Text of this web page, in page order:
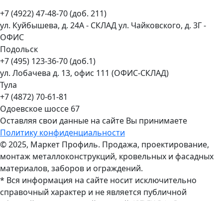
+7 (4922) 47-48-70 (доб. 211)
ул. Куйбышева, д. 24А - СКЛАД ул. Чайковского, д. 3Г -
ОФИС
Подольск
+7 (495) 123-36-70 (доб.1)
ул. Лобачева д. 13, офис 111 (ОФИС-СКЛАД)
Тула
+7 (4872) 70-61-81
Одоевское шоссе 67
Оставляя свои данные на сайте Вы принимаете
Политику конфиденциальности
© 2025, Маркет Профиль. Продажа, проектирование,
монтаж металлоконструкций, кровельных и фасадных
материалов, заборов и ограждений.
* Вся информация на сайте носит исключительно
справочный характер и не является публичной